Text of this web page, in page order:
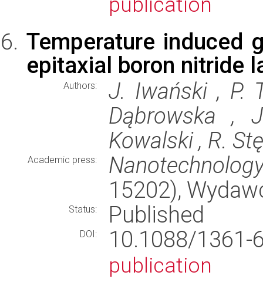
Temperature induced
epitaxial boron nitride
Authors:
J. Iwański , P.
Dąbrowska ,
Kowalski , R.
Academic press:
15202),
Status: Published
DOI: 10.1088/
publication